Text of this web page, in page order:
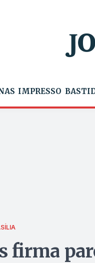
IMPRESSO
firma